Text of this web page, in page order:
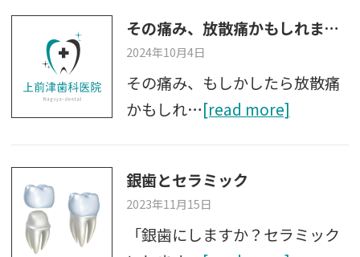
その痛み、放散痛かもしれません
2024年10月4日
その痛み、もしかしたら放散痛
かもしれ…[read more]
銀歯とセラミック
2023年11月15日
「銀歯にしますか？セラミック